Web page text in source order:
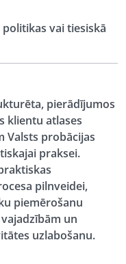
vai tiesiskā
pierādījumos
klientu atlases
Valsts probācijas
praksei.
pilnveidei,
piemērošanu
un
uzlabošanu.